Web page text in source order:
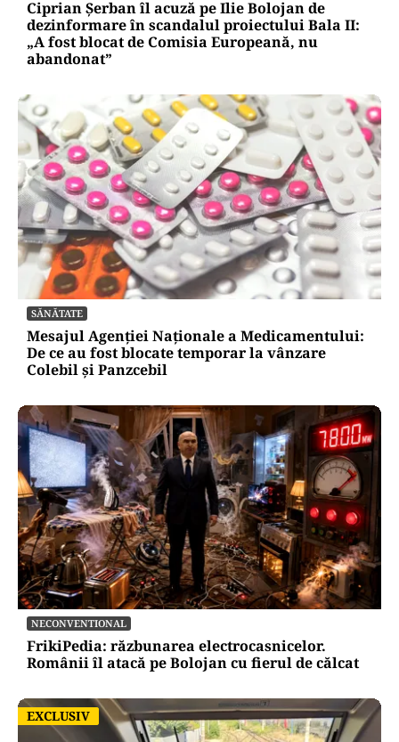
Ciprian Șerban îl acuză pe Ilie Bolojan de
dezinformare în scandalul proiectului Bala II:
„A fost blocat de Comisia Europeană, nu
abandonat”
SĂNĂTATE
Mesajul Agenției Naționale a Medicamentului:
De ce au fost blocate temporar la vânzare
Colebil și Panzcebil
NECONVENTIONAL
FrikiPedia: răzbunarea electrocasnicelor.
Românii îl atacă pe Bolojan cu fierul de călcat
EXCLUSIV
EXCLUSIV